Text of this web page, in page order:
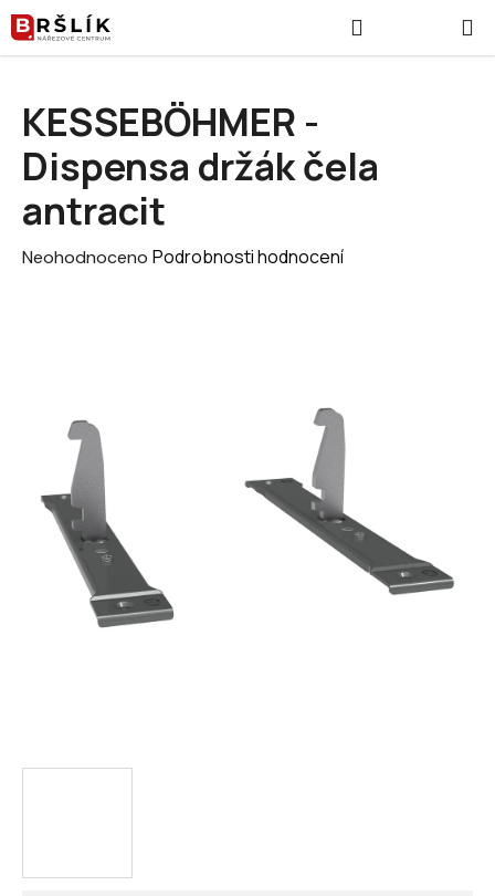
Přejít na obsah
KESSEBÖHMER -
Dispensa držák čela
antracit
Průměrné hodnocení produktu je 0,0 z 5 hvězdiček.
Neohodnoceno Podrobnosti hodnocení